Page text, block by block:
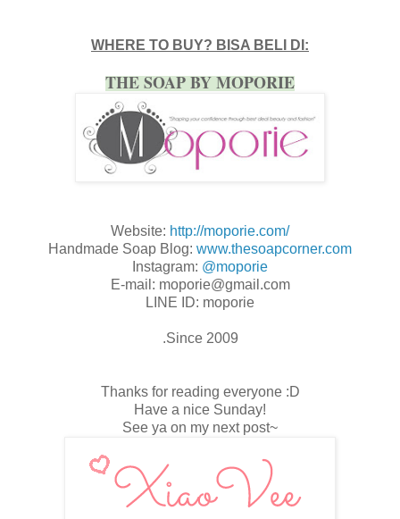
WHERE TO BUY? BISA BELI DI:
THE SOAP BY MOPORIE
Website: http://moporie.com/
Handmade Soap Blog: www.thesoapcorner.com
Instagram: @moporie
E-mail: moporie@gmail.com
LINE ID: moporie
.Since 2009
Thanks for reading everyone :D
Have a nice Sunday!
See ya on my next post~